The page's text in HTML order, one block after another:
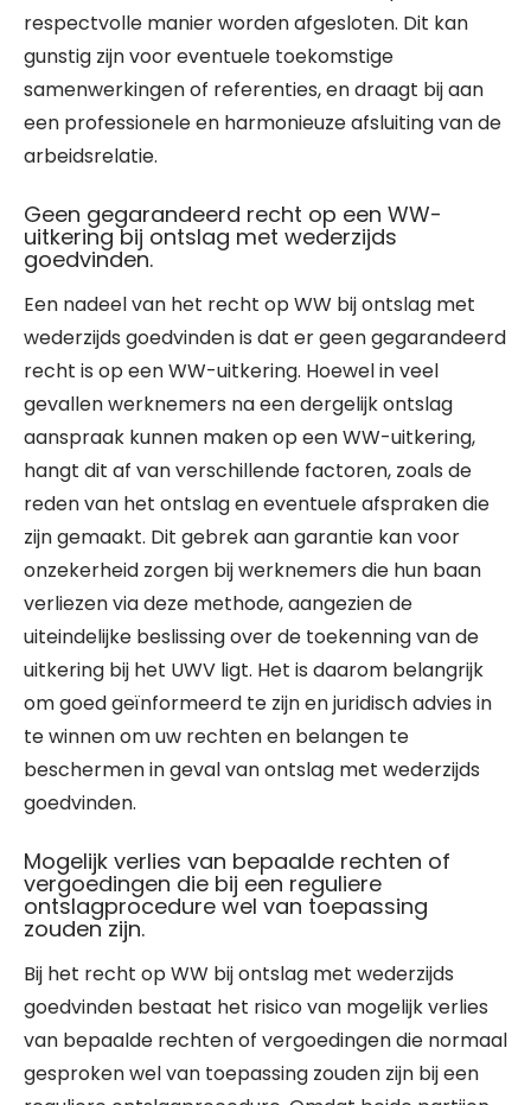
respectvolle manier worden afgesloten. Dit kan
gunstig zijn voor eventuele toekomstige
samenwerkingen of referenties, en draagt bij aan
een professionele en harmonieuze afsluiting van de
arbeidsrelatie.
Geen gegarandeerd recht op een WW-
uitkering bij ontslag met wederzijds
goedvinden.
Een nadeel van het recht op WW bij ontslag met
wederzijds goedvinden is dat er geen gegarandeerd
recht is op een WW-uitkering. Hoewel in veel
gevallen werknemers na een dergelijk ontslag
aanspraak kunnen maken op een WW-uitkering,
hangt dit af van verschillende factoren, zoals de
reden van het ontslag en eventuele afspraken die
zijn gemaakt. Dit gebrek aan garantie kan voor
onzekerheid zorgen bij werknemers die hun baan
verliezen via deze methode, aangezien de
uiteindelijke beslissing over de toekenning van de
uitkering bij het UWV ligt. Het is daarom belangrijk
om goed geïnformeerd te zijn en juridisch advies in
te winnen om uw rechten en belangen te
beschermen in geval van ontslag met wederzijds
goedvinden.
Mogelijk verlies van bepaalde rechten of
vergoedingen die bij een reguliere
ontslagprocedure wel van toepassing
zouden zijn.
Bij het recht op WW bij ontslag met wederzijds
goedvinden bestaat het risico van mogelijk verlies
van bepaalde rechten of vergoedingen die normaal
gesproken wel van toepassing zouden zijn bij een